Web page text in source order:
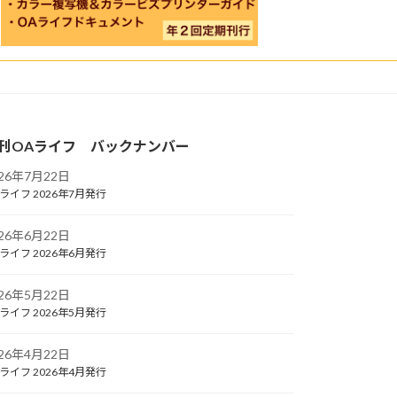
OAライフ バックナンバー
年7月22日
イフ 2026年7月発行
年6月22日
イフ 2026年6月発行
年5月22日
イフ 2026年5月発行
年4月22日
イフ 2026年4月発行